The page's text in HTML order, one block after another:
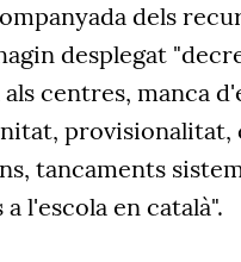
dels
desplegat
centres, manca
provisionalitat,
tancaments
l'escola en català".